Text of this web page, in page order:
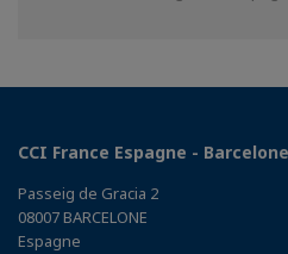
CCI France Espagne - Barcelone
Passeig de Gracia 2
08007 BARCELONE
Espagne